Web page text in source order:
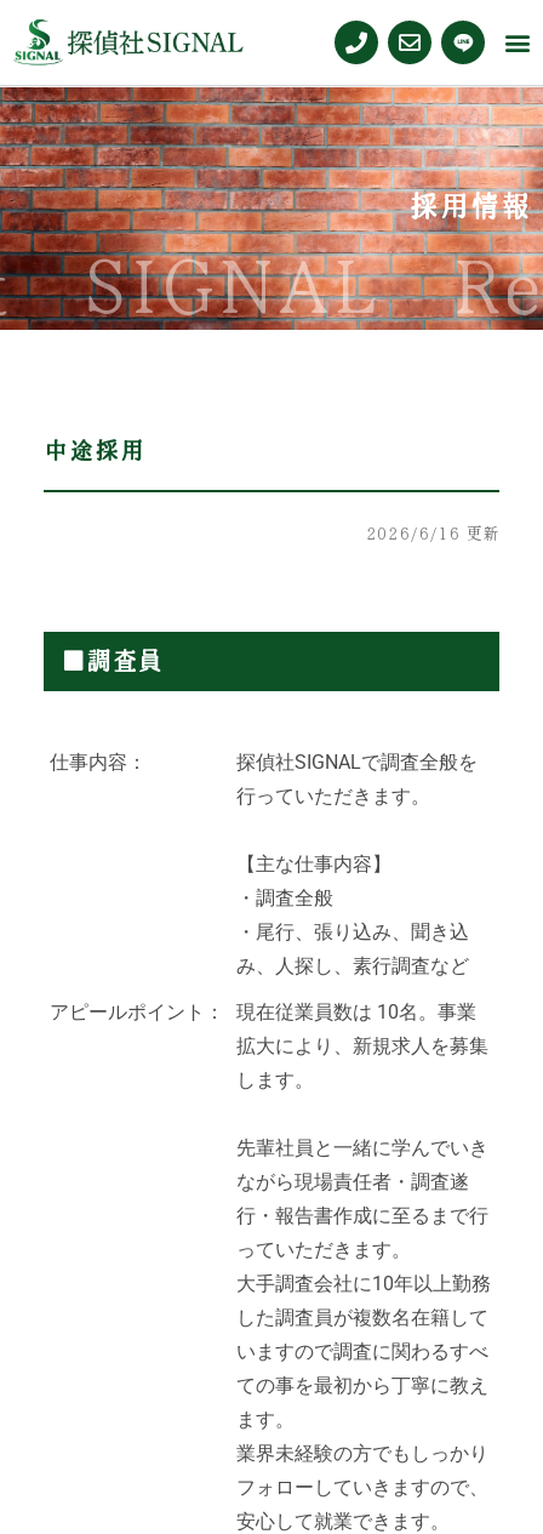
採用情報
SIGNAL
中途採用
2026/6/16 更新
■調査員
仕事内容：
探偵社SIGNALで調査全般を
行っていただきます。
【主な仕事内容】
・調査全般
・尾行、張り込み、聞き込
み、人探し、素行調査など
アピールポイント：
現在従業員数は 10名。事業
拡大により、新規求人を募集
します。
先輩社員と一緒に学んでいき
ながら現場責任者・調査遂
行・報告書作成に至るまで行
っていただきます。
大手調査会社に10年以上勤務
した調査員が複数名在籍して
いますので調査に関わるすべ
ての事を最初から丁寧に教え
ます。
業界未経験の方でもしっかり
フォローしていきますので、
安心して就業できます。